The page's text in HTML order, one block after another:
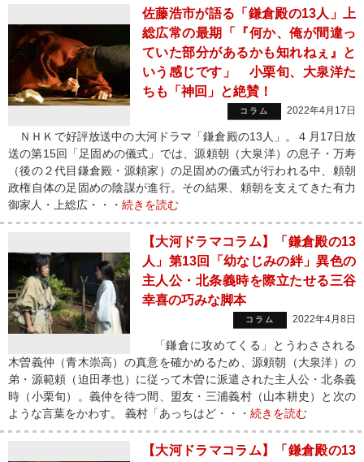
佐藤浩市が語る「鎌倉殿の13人」上
総広常の最期「『何か、俺が間違っ
ていた部分があるかも知れねぇ』と
いう感じです」 小栗旬、大泉洋た
ちも「神回」と絶賛！
コラム 2022年4月17日
ＮＨＫで好評放送中の大河ドラマ「鎌倉殿の13人」。４月17日放
送の第15回「足固めの儀式」では、源頼朝（大泉洋）の息子・万寿
（後の２代目鎌倉殿・源頼家）の足固めの儀式が行われる中、頼朝
政権自体の足固めの陰謀が進行。その結果、頼朝を支えてきた有力
御家人・上総広・・・ 続きを読む
【大河ドラマコラム】「鎌倉殿の13
人」第13回「幼なじみの絆」異色の
主人公・北条義時を際立たせる三谷
幸喜の巧みな脚本
コラム 2022年4月8日
「鎌倉に攻めてくる」とうわさされる
木曽義仲（青木崇高）の真意を確かめるため、源頼朝（大泉洋）の
弟・源範頼（迫田孝也）に従って木曽に派遣された主人公・北条義
時（小栗旬）。義仲を待つ間、盟友・三浦義村（山本耕史）と次の
ような言葉をかわす。 義村「あっちはど・・・ 続きを読む
【大河ドラマコラム】「鎌倉殿の13